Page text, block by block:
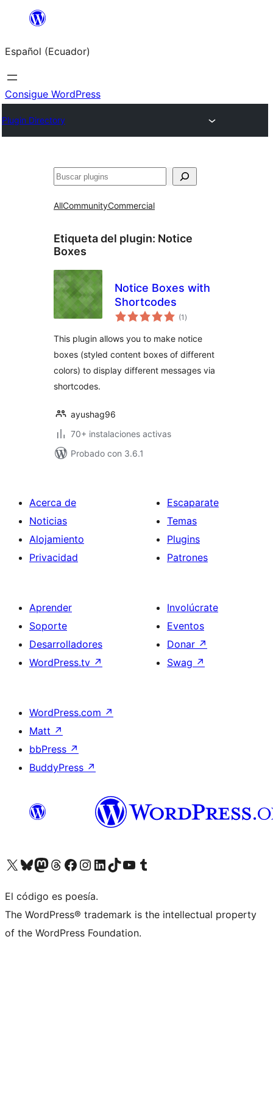
Saltar
contenido
Español (Ecuador)
Consigue WordPress
Plugin Directory
Buscar
AllCommunityCommercial
Etiqueta del plugin: Notice
Boxes
Notice Boxes with
Shortcodes
(1 total
de
)
This plugin allows you to make notice
boxes (styled content boxes of different
colors) to display different messages via
shortcodes.
ayushag96
70+ instalaciones activas
Probado con 3.6.1
Acerca de
Noticias
Alojamiento
Privacidad
Escaparate
Temas
Plugins
Patrones
Aprender
Soporte
Desarrolladores
WordPress.tv ↗
Involúcrate
Eventos
Donar ↗
Swag ↗
WordPress.com ↗
Matt ↗
bbPress ↗
BuddyPress ↗
Visita nuestra cuenta de X (anteriormente Twitter)
Visit our Bluesky account
Visit our Mastodon account
Visit our Threads account
Visita nuestra página de Facebook
Visita nuestra cuenta de Instagram
Visita nuestra cuenta de LinkedIn
Visit our TikTok account
Visita nuestro canal de YouTube
Visit our Tumblr account
El código es poesía.
The WordPress® trademark is the intellectual property
of the WordPress Foundation.